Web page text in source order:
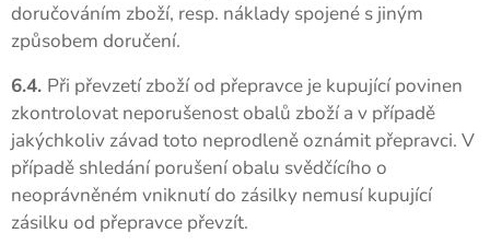
doručováním zboží, resp. náklady spojené s jiným
způsobem doručení.
6.4. Při převzetí zboží od přepravce je kupující povinen
zkontrolovat neporušenost obalů zboží a v případě
jakýchkoliv závad toto neprodleně oznámit přepravci. V
případě shledání porušení obalu svědčícího o
neoprávněném vniknutí do zásilky nemusí kupující
zásilku od přepravce převzít.